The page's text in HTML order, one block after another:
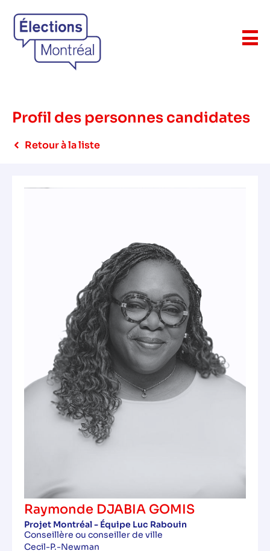
Profil des personnes candidates
Retour à la liste
Raymonde DJABIA GOMIS
Projet Montréal - Équipe Luc Rabouin
Conseillère ou conseiller de ville
Cecil-P.-Newman